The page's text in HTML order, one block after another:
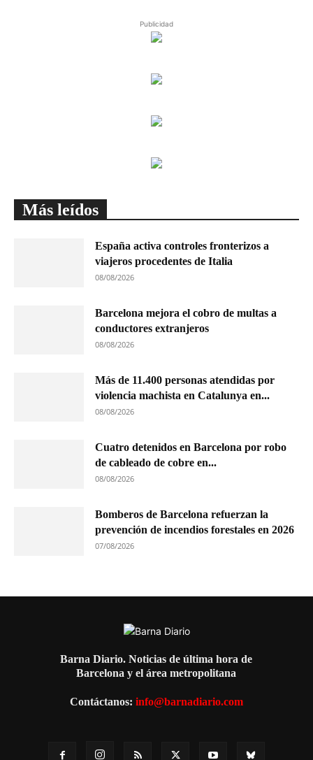
Publicidad
Más leídos
España activa controles fronterizos a
viajeros procedentes de Italia
08/08/2026
Barcelona mejora el cobro de multas a
conductores extranjeros
08/08/2026
Más de 11.400 personas atendidas por
violencia machista en Catalunya en...
08/08/2026
Cuatro detenidos en Barcelona por robo
de cableado de cobre en...
08/08/2026
Bomberos de Barcelona refuerzan la
prevención de incendios forestales en 2026
07/08/2026
Barna Diario. Noticias de última hora de
Barcelona y el área metropolitana
Contáctanos: info@barnadiario.com